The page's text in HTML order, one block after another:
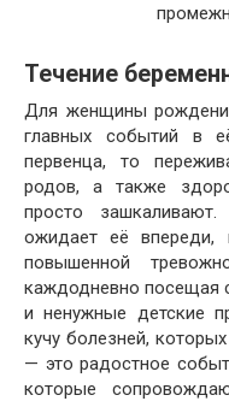
Течение
Для женщины
главных событий в
первенца, то
родов, а также
просто
ожидает её впереди,
повышенной
каждодневно посещая
и ненужные детские
кучу болезней,
— это радостное
которые